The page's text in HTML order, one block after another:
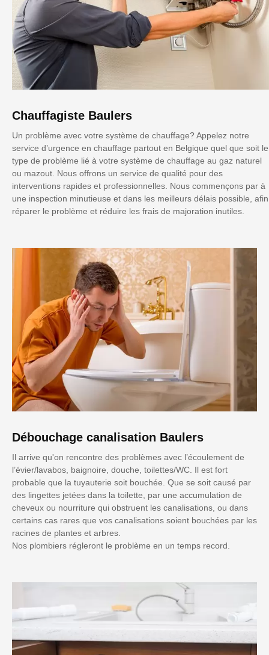
Chauffagiste Baulers
Un problème avec votre système de chauffage? Appelez notre
service d’urgence en chauffage partout en Belgique quel que soit le
type de problème lié à votre système de chauffage au gaz naturel
ou mazout. Nous offrons un service de qualité pour des
interventions rapides et professionnelles. Nous commençons par à
une inspection minutieuse et dans les meilleurs délais possible, afin
réparer le problème et réduire les frais de majoration inutiles.
Débouchage canalisation Baulers
Il arrive qu'on rencontre des problèmes avec l’écoulement de
l’évier/lavabos, baignoire, douche, toilettes/WC. Il est fort
probable que la tuyauterie soit bouchée. Que se soit causé par
des lingettes jetées dans la toilette, par une accumulation de
cheveux ou nourriture qui obstruent les canalisations, ou dans
certains cas rares que vos canalisations soient bouchées par les
racines de plantes et arbres.
Nos plombiers régleront le problème en un temps record.